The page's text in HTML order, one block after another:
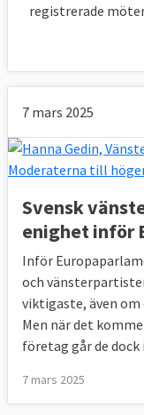
registrerade
7 mars 2025
Svensk
enighet inför
Inför
och
viktigaste, även
Men när det
företag går de dock
7 mars 2025